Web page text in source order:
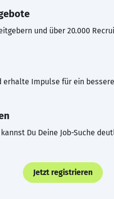
und über 20.000
erhalte Impulse für ein
Du Deine Job-Suche
Jetzt registrieren